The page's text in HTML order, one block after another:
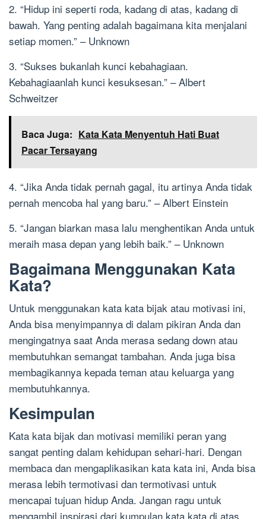
2. “Hidup ini seperti roda, kadang di atas, kadang di
bawah. Yang penting adalah bagaimana kita menjalani
setiap momen.” – Unknown
3. “Sukses bukanlah kunci kebahagiaan.
Kebahagiaanlah kunci kesuksesan.” – Albert
Schweitzer
Baca Juga: Kata Kata Menyentuh Hati Buat
Pacar Tersayang
4. “Jika Anda tidak pernah gagal, itu artinya Anda tidak
pernah mencoba hal yang baru.” – Albert Einstein
5. “Jangan biarkan masa lalu menghentikan Anda untuk
meraih masa depan yang lebih baik.” – Unknown
Bagaimana Menggunakan Kata
Kata?
Untuk menggunakan kata kata bijak atau motivasi ini,
Anda bisa menyimpannya di dalam pikiran Anda dan
mengingatnya saat Anda merasa sedang down atau
membutuhkan semangat tambahan. Anda juga bisa
membagikannya kepada teman atau keluarga yang
membutuhkannya.
Kesimpulan
Kata kata bijak dan motivasi memiliki peran yang
sangat penting dalam kehidupan sehari-hari. Dengan
membaca dan mengaplikasikan kata kata ini, Anda bisa
merasa lebih termotivasi dan termotivasi untuk
mencapai tujuan hidup Anda. Jangan ragu untuk
mengambil inspirasi dari kumpulan kata kata di atas